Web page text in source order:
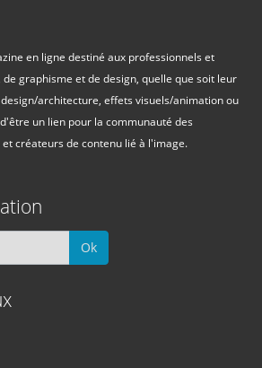
en ligne destiné aux professionnels et
graphisme et de design, quelle que soit leur
architecture, effets visuels/animation ou
un lien pour la communauté des
créateurs de contenu lié à l'image.
Ok